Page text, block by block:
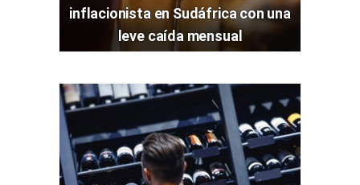
inflacionista en Sudáfrica con una
leve caída mensual